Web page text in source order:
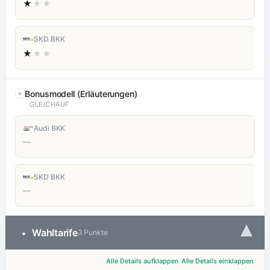
★ ★★
SKD BKK
★ ★★
Bonusmodell (Erläuterungen)
GLEICHAUF
Audi BKK
—
SKD BKK
—
• Wahltarife3 Punkte ▾
Alle Details aufklappen Alle Details einklappen